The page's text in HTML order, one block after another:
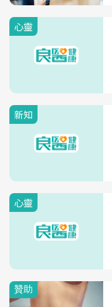
心靈
新知
心靈